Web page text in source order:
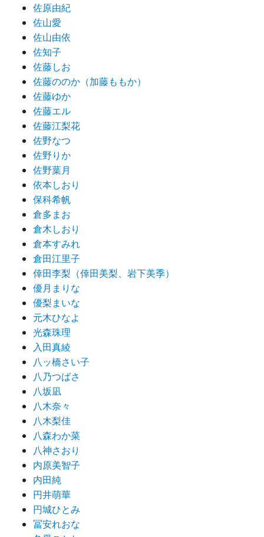
佐原由紀
佐山愛
佐山由依
佐知子
佐藤しお
佐藤ののか（加藤ももか）
佐藤ゆか
佐藤エル
佐藤江梨花
佐野なつ
佐野りか
佐野葉月
依本しおり
保科希帆
倉多まお
倉木しおり
倉本すみれ
倉田江里子
倖田李梨（倖田美梨、岩下美季）
優月まりな
優梨まいな
元木ひなよ
光森珠理
入田真綾
八ッ橋さい子
八乃つばさ
八坂凪
八木奈々
八木梨佳
八森わか菜
八神さおり
内原美智子
内田純
円井萌華
円城ひとみ
冨安れおな